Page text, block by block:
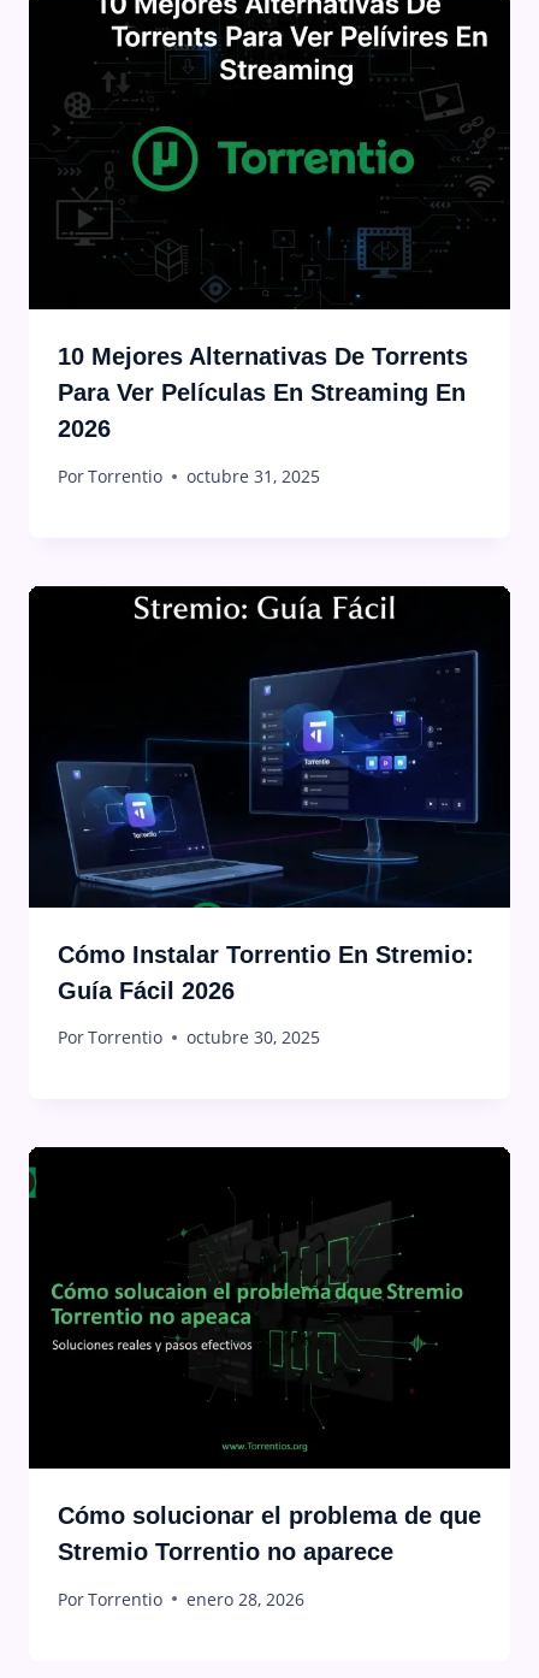
10 Mejores Alternativas De Torrents
Para Ver Películas En Streaming En
2026
PorTorrentio octubre 31, 2025
Cómo Instalar Torrentio En Stremio:
Guía Fácil 2026
PorTorrentio octubre 30, 2025
Cómo solucionar el problema de que
Stremio Torrentio no aparece
PorTorrentio enero 28, 2026